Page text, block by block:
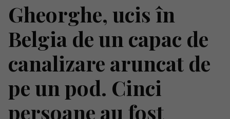
Gheorghe, ucis în
Belgia de un capac de
canalizare aruncat de
pe un pod. Cinci
persoane au fost